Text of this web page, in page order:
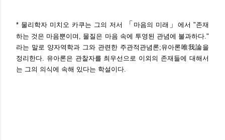
* 물리학자 미치오 카쿠는 그의 저서 「 마음의 미래 」 에서 "존재
하는 것은 마음뿐이며, 물질은 마음 속에 투영된 관념에 불과하다."
라는 말로 양자역학과 그와 관련한 주관적관념론;유아론唯我論을
정리한다. 유아론은 관찰자를 최우선으로 이외의 존재들에 대해서
는 그의 의식에 속해 있다는 학설이다.